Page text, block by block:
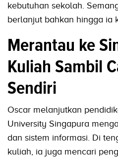
kebutuhan sekolah.
berlanjut bahkan hingga ia
Merantau ke
Kuliah Sambil
Sendiri
Oscar melanjutkan
University Singapura
dan sistem informasi. Di
kuliah, ia juga mencari